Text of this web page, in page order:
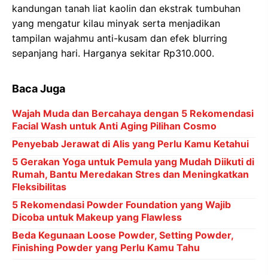
kandungan tanah liat kaolin dan ekstrak tumbuhan
yang mengatur kilau minyak serta menjadikan
tampilan wajahmu anti-kusam dan efek blurring
sepanjang hari. Harganya sekitar Rp310.000.
Baca Juga
Wajah Muda dan Bercahaya dengan 5 Rekomendasi
Facial Wash untuk Anti Aging Pilihan Cosmo
Penyebab Jerawat di Alis yang Perlu Kamu Ketahui
5 Gerakan Yoga untuk Pemula yang Mudah Diikuti di
Rumah, Bantu Meredakan Stres dan Meningkatkan
Fleksibilitas
5 Rekomendasi Powder Foundation yang Wajib
Dicoba untuk Makeup yang Flawless
Beda Kegunaan Loose Powder, Setting Powder,
Finishing Powder yang Perlu Kamu Tahu